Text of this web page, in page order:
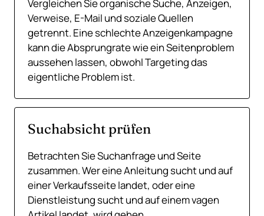
Vergleichen Sie organische Suche, Anzeigen,
Verweise, E-Mail und soziale Quellen
getrennt. Eine schlechte Anzeigenkampagne
kann die Absprungrate wie ein Seitenproblem
aussehen lassen, obwohl Targeting das
eigentliche Problem ist.
Suchabsicht prüfen
Betrachten Sie Suchanfrage und Seite
zusammen. Wer eine Anleitung sucht und auf
einer Verkaufsseite landet, oder eine
Dienstleistung sucht und auf einem vagen